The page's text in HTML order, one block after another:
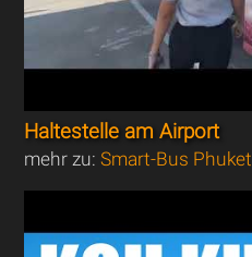
Haltestelle am Airport
mehr zu:Smart-Bus Phuket